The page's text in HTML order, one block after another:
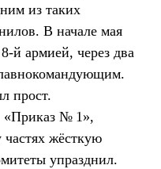
из таких
В начале мая
й армией, через два
прост.
«Приказ № 1»,
жёсткую
упразднил.